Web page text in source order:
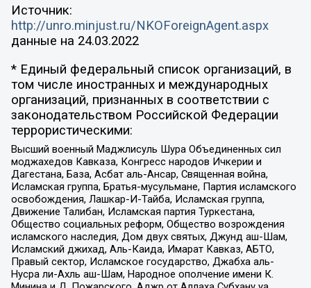
Источник:
http://unro.minjust.ru/NKOForeignAgent.aspx
данные на 24.03.2022
* Единый федеральный список организаций, в
том числе иностранных и международных
организаций, признанных в соответствии с
законодательством Российской Федерации
террористическими:
Высший военный Маджлисуль Шура Объединенных сил
моджахедов Кавказа, Конгресс народов Ичкерии и
Дагестана, База, Асбат аль-Ансар, Священная война,
Исламская группа, Братья-мусульмане, Партия исламского
освобождения, Лашкар-И-Тайба, Исламская группа,
Движение Талибан, Исламская партия Туркестана,
Общество социальных реформ, Общество возрождения
исламского наследия, Дом двух святых, Джунд аш-Шам,
Исламский джихад, Аль-Каида, Имарат Кавказ, АБТО,
Правый сектор, Исламское государство, Джабха аль-
Нусра ли-Ахль аш-Шам, Народное ополчение имени К.